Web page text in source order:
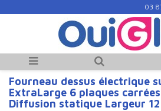
03
Fourneau dessus électrique
ExtraLarge 6 plaques
Diffusion statique Largeur